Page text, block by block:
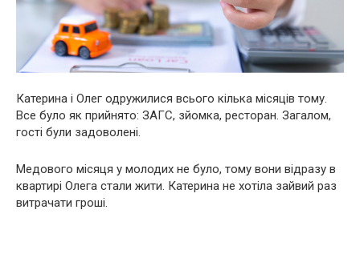
Катерина і Олег одружилися всього кілька місяців тому.
Все було як прийнято: ЗАГС, зйомка, ресторан. Загалом,
гості були задоволені.
Медового місяця у молодих не було, тому вони відразу в
квартирі Олега стали жити. Катерина не хотіла зайвий раз
витрачати гроші.